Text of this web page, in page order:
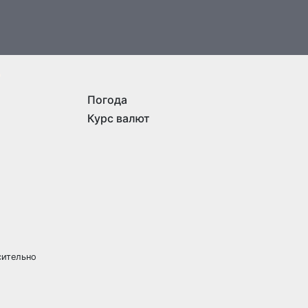
Погода
Курс валют